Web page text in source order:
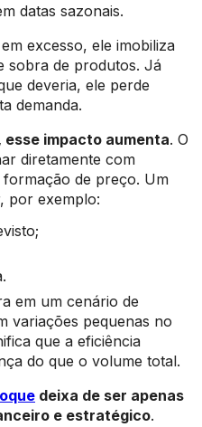
datas sazonais.
excesso, ele imobiliza
sobra de produtos. Já
deveria, ele perde
demanda.
esse impacto aumenta. O
diretamente com
de preço. Um
por exemplo:
em um cenário de
variações pequenas no
que a eficiência
do que o volume total.
deixa de ser apenas
e estratégico.